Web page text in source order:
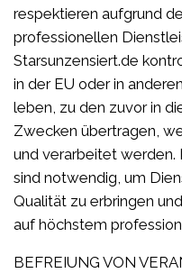
respektieren aufgrund
professionellen
Starsunzensiert.de
in der EU oder in
leben, zu den zuvor in
Zwecken übertragen,
und verarbeitet
sind notwendig, um
Qualität zu erbringen
auf höchstem
BEFREIUNG VON